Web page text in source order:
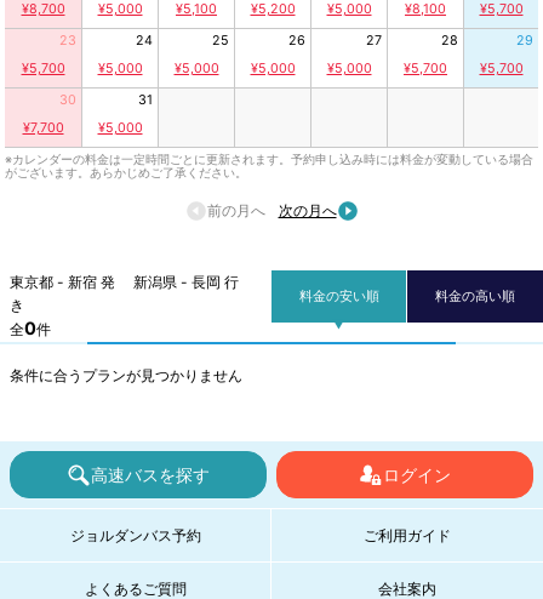
¥8,700
¥5,000
¥5,100
¥5,200
¥5,000
¥8,100
¥5,700
23
¥5,700
24
¥5,000
25
¥5,000
26
¥5,000
27
¥5,000
28
¥5,700
29
¥5,700
30
¥7,700
31
¥5,000
※カレンダーの料金は一定時間ごとに更新されます。予約申し込み時には料金が変動している場合
がございます。あらかじめご了承ください。
前の月へ 次の月へ
東京都 - 新宿 発 新潟県 - 長岡 行
き
全0件
料金の安い順 料金の高い順
条件に合うプランが見つかりません
高速バスを探す ログイン
ジョルダンバス予約 ご利用ガイド
よくあるご質問 会社案内